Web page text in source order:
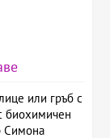
или гръб с
биохимичен
Симона